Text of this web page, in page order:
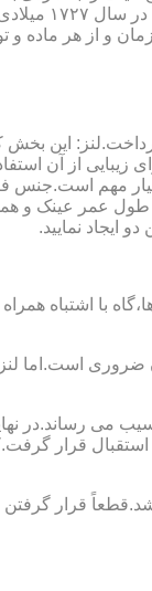
گوی شیشه ای
و از هر ماده و
این
زیبایی از آن
مهم
عمر عینک و
ایجاد نمایید.
با اشتباه
ضروری است.اما
قرار